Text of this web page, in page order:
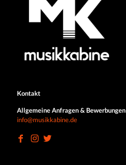
Kontakt
Allgemeine Anfragen & Bewerbungen
info@musikkabine.de